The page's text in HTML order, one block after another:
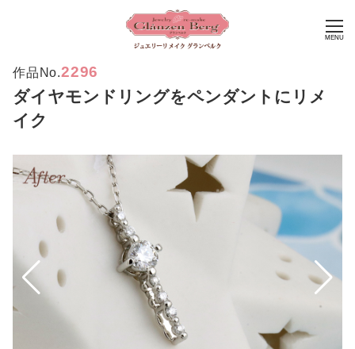
MENU
作品No.2296
ダイヤモンドリングをペンダントにリメ
イク